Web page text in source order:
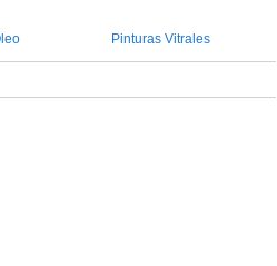
Pinturas Vitrales